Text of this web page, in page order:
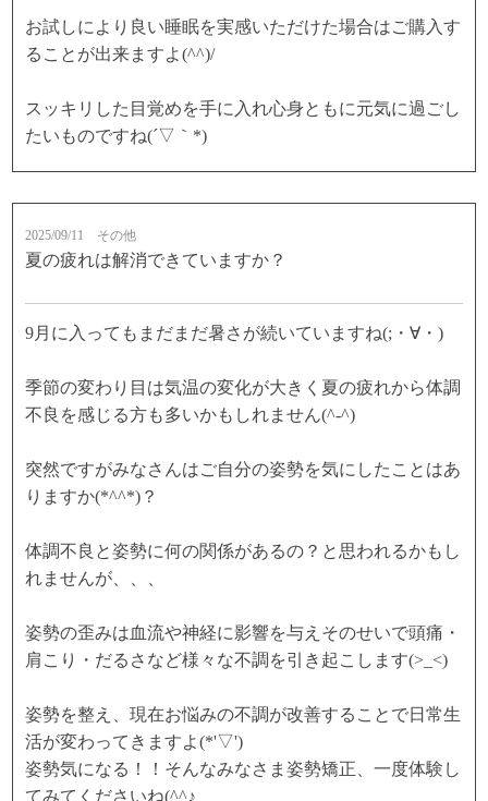
お試しにより良い睡眠を実感いただけた場合はご購入す
ることが出来ますよ(^^)/
スッキリした目覚めを手に入れ心身ともに元気に過ごし
たいものですね(´▽｀*)
2025/09/11 その他
夏の疲れは解消できていますか？
9月に入ってもまだまだ暑さが続いていますね(;・∀・)
季節の変わり目は気温の変化が大きく夏の疲れから体調
不良を感じる方も多いかもしれません(^-^)
突然ですがみなさんはご自分の姿勢を気にしたことはあ
りますか(*^^*)？
体調不良と姿勢に何の関係があるの？と思われるかもし
れませんが、、、
姿勢の歪みは血流や神経に影響を与えそのせいで頭痛・
肩こり・だるさなど様々な不調を引き起こします(>_<)
姿勢を整え、現在お悩みの不調が改善することで日常生
活が変わってきますよ(*'▽')
姿勢気になる！！そんなみなさま姿勢矯正、一度体験し
てみてくださいね(^^♪